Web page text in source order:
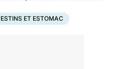
ET ESTOMAC